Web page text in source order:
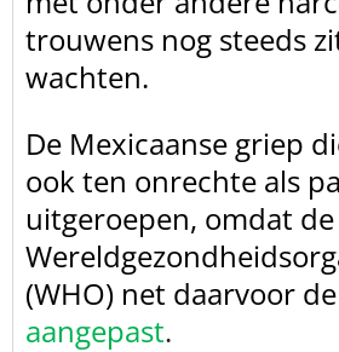
trouwens nog steeds
wachten.
De Mexicaanse griep
ook ten onrechte als
uitgeroepen, omdat de
(WHO) net daarvoor de
aangepast.